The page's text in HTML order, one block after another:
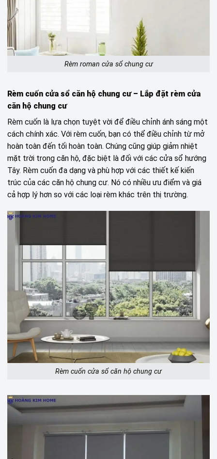
Rèm roman cửa sổ chung cư
Rèm cuốn cửa sổ căn hộ chung cư – Lắp đặt rèm cửa
căn hộ chung cư
Rèm cuốn là lựa chọn tuyệt vời để điều chỉnh ánh sáng một
cách chính xác. Với rèm cuốn, bạn có thể điều chỉnh từ mở
hoàn toàn đến tối hoàn toàn. Chúng cũng giúp giảm nhiệt
mặt trời trong căn hộ, đặc biệt là đối với các cửa sổ hướng
Tây. Rèm cuốn đa dạng và phù hợp với các thiết kế kiến ​​
trúc của các căn hộ chung cư. Nó có nhiều ưu điểm và giá
cả hợp lý hơn so với các loại rèm khác trên thị trường.
Rèm cuốn cửa sổ căn hộ chung cư